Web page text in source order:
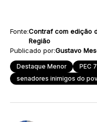
Fonte:Contraf com edição
Região
Publicado por:Gustavo
Destaque Menor PEC
senadores inimigos do